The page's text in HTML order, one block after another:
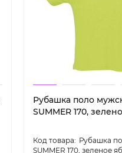
Рубашка поло
SUMMER 170,
Рубашка
SUMMER 170, зеленое